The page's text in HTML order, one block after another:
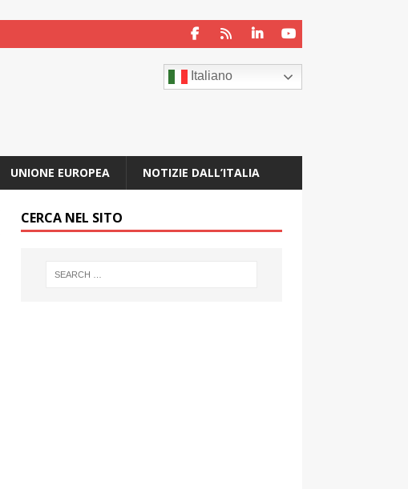
Italiano
UNIONE EUROPEA NOTIZIE DALL’ITALIA
CERCA NEL SITO